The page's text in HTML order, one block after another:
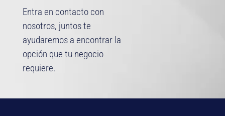
Entra en contacto con
nosotros, juntos te
ayudaremos a encontrar la
opción que tu negocio
requiere.